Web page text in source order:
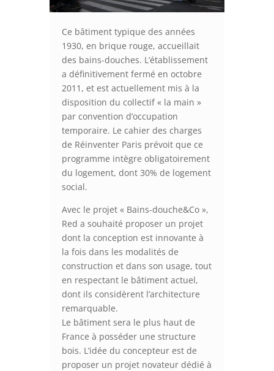
Ce bâtiment typique des années
1930, en brique rouge, accueillait
des bains-douches. L’établissement
a définitivement fermé en octobre
2011, et est actuellement mis à la
disposition du collectif « la main »
par convention d’occupation
temporaire. Le cahier des charges
de Réinventer Paris prévoit que ce
programme intègre obligatoirement
du logement, dont 30% de logement
social.
Avec le projet « Bains-douche&Co »,
Red a souhaité proposer un projet
dont la conception est innovante à
la fois dans les modalités de
construction et dans son usage, tout
en respectant le bâtiment actuel,
dont ils considèrent l’architecture
remarquable.
Le bâtiment sera le plus haut de
France à posséder une structure
bois. L’idée du concepteur est de
proposer un projet novateur dédié à